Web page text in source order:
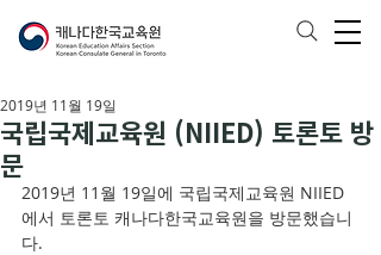
국립국제교육원 (NIIED) 토론토 방
문
2019년 11월 19일
2019년 11월 19일에 국립국제교육원 NIIED
에서 토론토 캐나다한국교육원을 방문했습니
다.